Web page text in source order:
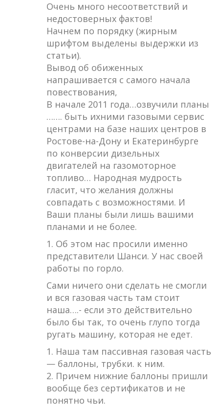
Очень много несоответствий и
недостоверных фактов!
Начнем по порядку (жирным
шрифтом выделены выдержки из
статьи).
Вывод об обиженных
напрашивается с самого начала
повествования,
В начале 2011 года…озвучили планы
……. быть ихними газовыми сервис
центрами на базе наших центров в
Ростове-на-Дону и Екатеринбурге
по конверсии дизельных
двигателей на газомоторное
топливо… Народная мудрость
гласит, что желания должны
совпадать с возможностями. И
Ваши планы были лишь вашими
планами и не более.
1. Об этом нас просили именно
представители Шанси. У нас своей
работы по горло.
Сами ничего они сделать не смогли
и вся газовая часть там стоит
наша….- если это действительно
было бы так, то очень глупо тогда
ругать машину, которая не едет.
1. Наша там пассивная газовая часть
— баллоны, трубки. к ним.
2. Причем нижние баллоны пришли
вообще без сертификатов и не
понятно чьи.